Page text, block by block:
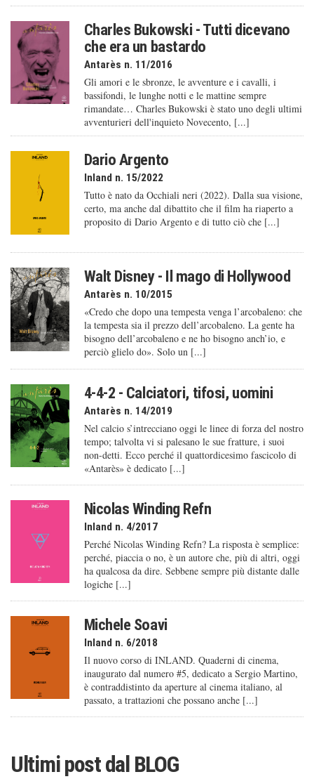
Charles Bukowski - Tutti dicevano
che era un bastardo
Antarès n. 11/2016
Gli amori e le sbronze, le avventure e i cavalli, i
bassifondi, le lunghe notti e le mattine sempre
rimandate… Charles Bukowski è stato uno degli ultimi
avventurieri dell'inquieto Novecento, [...]
Dario Argento
Inland n. 15/2022
Tutto è nato da Occhiali neri (2022). Dalla sua visione,
certo, ma anche dal dibattito che il film ha riaperto a
proposito di Dario Argento e di tutto ciò che [...]
Walt Disney - Il mago di Hollywood
Antarès n. 10/2015
«Credo che dopo una tempesta venga l’arcobaleno: che
la tempesta sia il prezzo dell’arcobaleno. La gente ha
bisogno dell’arcobaleno e ne ho bisogno anch’io, e
perciò glielo do». Solo un [...]
4-4-2 - Calciatori, tifosi, uomini
Antarès n. 14/2019
Nel calcio s’intrecciano oggi le linee di forza del nostro
tempo; talvolta vi si palesano le sue fratture, i suoi
non-detti. Ecco perché il quattordicesimo fascicolo di
«Antarès» è dedicato [...]
Nicolas Winding Refn
Inland n. 4/2017
Perché Nicolas Winding Refn? La risposta è semplice:
perché, piaccia o no, è un autore che, più di altri, oggi
ha qualcosa da dire. Sebbene sempre più distante dalle
logiche [...]
Michele Soavi
Inland n. 6/2018
Il nuovo corso di INLAND. Quaderni di cinema,
inaugurato dal numero #5, dedicato a Sergio Martino,
è contraddistinto da aperture al cinema italiano, al
passato, a trattazioni che possano anche [...]
Ultimi post dal BLOG